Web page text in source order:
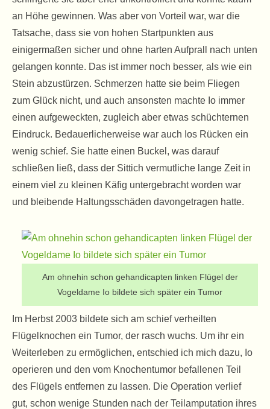
an Höhe gewinnen. Was aber von Vorteil war, war die
Tatsache, dass sie von hohen Startpunkten aus
einigermaßen sicher und ohne harten Aufprall nach unten
gelangen konnte. Das ist immer noch besser, als wie ein
Stein abzustürzen. Schmerzen hatte sie beim Fliegen
zum Glück nicht, und auch ansonsten machte Io immer
einen aufgeweckten, zugleich aber etwas schüchternen
Eindruck. Bedauerlicherweise war auch Ios Rücken ein
wenig schief. Sie hatte einen Buckel, was darauf
schließen ließ, dass der Sittich vermutliche lange Zeit in
einem viel zu kleinen Käfig untergebracht worden war
und bleibende Haltungsschäden davongetragen hatte.
Am ohnehin schon gehandicapten linken Flügel der
Vogeldame Io bildete sich später ein Tumor
Im Herbst 2003 bildete sich am schief verheilten
Flügelknochen ein Tumor, der rasch wuchs. Um ihr ein
Weiterleben zu ermöglichen, entschied ich mich dazu, Io
operieren und den vom Knochentumor befallenen Teil
des Flügels entfernen zu lassen. Die Operation verlief
gut, schon wenige Stunden nach der Teilamputation ihres